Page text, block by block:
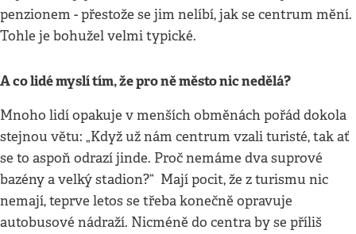
penzionem - přestože se jim nelíbí, jak se centrum mění.
Tohle je bohužel velmi typické.
A co lidé myslí tím, že pro ně město nic nedělá?
Mnoho lidí opakuje v menších obměnách pořád dokola
stejnou větu: „Když už nám centrum vzali turisté, tak ať
se to aspoň odrazí jinde. Proč nemáme dva suprové
bazény a velký stadion?“ Mají pocit, že z turismu nic
nemají, teprve letos se třeba konečně opravuje
autobusové nádraží. Nicméně do centra by se příliš